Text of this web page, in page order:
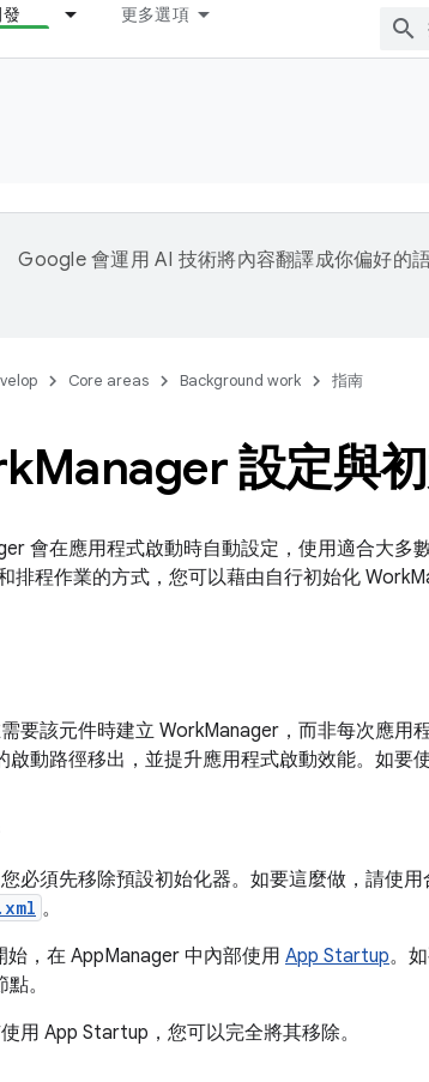
更多選項
Google 會運用 AI 技術將內容翻譯成你偏好的語
Core areas Background work 指南
Manager 設定與
會在應用程式啟動時自動設定，使用適合大多
排程作業的方式，您可以藉由自行初始化
要該元件時建立 WorkManager，而非每次應用
啟動路徑移出，並提升應用程式啟動效能。如要
必須先移除預設初始化器。如要這麼做，請使用
。
始，在 AppManager 中內部使用 App Startup。
點。
用 App Startup，您可以完全將其移除。